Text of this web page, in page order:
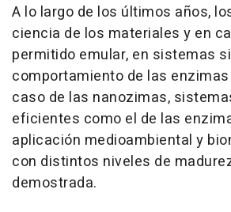
A lo largo de los últimos años,
ciencia de los materiales y en
permitido emular, en sistemas
comportamiento de las
caso de las nanozimas,
eficientes como el de las
aplicación medioambiental y
con distintos niveles de
demostrada.